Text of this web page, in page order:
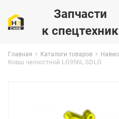
Запчасти
к
Главная Каталоги товаров
Ковш челюстной LG956L SDLG